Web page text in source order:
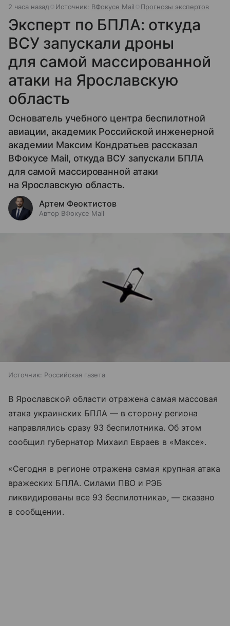
2 часа назад Источник: ВФокусе Mail Прогнозы экспертов
Эксперт по БПЛА: откуда
ВСУ запускали дроны
для самой массированной
атаки на Ярославскую
область
Основатель учебного центра беспилотной
авиации, академик Российской инженерной
академии Максим Кондратьев рассказал
ВФокусе Mail, откуда ВСУ запускали БПЛА
для самой массированной атаки
на Ярославскую область.
Артем Феоктистов
Автор ВФокусе Mail
Источник: Российская газета
В Ярославской области отражена самая массовая
атака украинских БПЛА — в сторону региона
направлялись сразу 93 беспилотника. Об этом
сообщил губернатор Михаил Евраев в «Максе».
«Сегодня в регионе отражена самая крупная атака
вражеских БПЛА. Силами ПВО и РЭБ
ликвидированы все 93 беспилотника», — сказано
в сообщении.